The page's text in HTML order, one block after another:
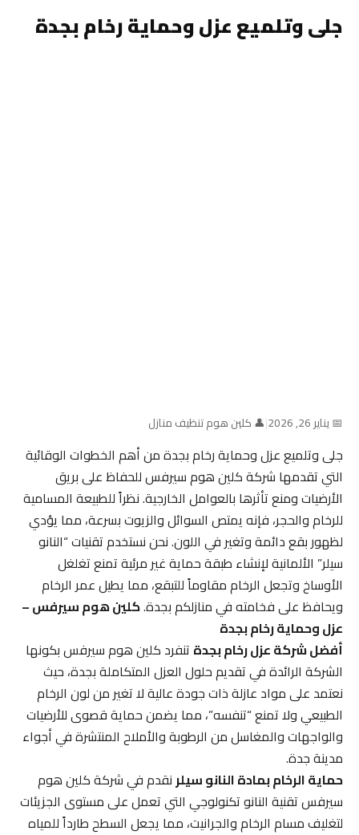
جلى وتلميع عزل وحماية رخام بجدة
📅 يناير 26, 2026 |👤 كلين هوم تنظيف منازل
جلى وتلميع عزل وحماية رخام بجدة من أهم الخطوات الوقائية
التي تقدمها شركة كلين هوم سيرفس للحفاظ على بريق
الأرضيات ومنع تأثرها بالعوامل الخارجية. نظراً للطبيعة المسامية
للرخام والحجر، فإنه يمتص السوائل والزيوت بسرعة، مما يؤدي
لظهور بقع دائمة وتغير في اللون. نحن نستخدم تقنيات “النانو
سيلر” الألمانية لإنشاء طبقة حماية غير مرئية تمنع تغلغل
الأوساخ وتجعل الرخام مقاوماً للتبقع، مما يطيل عمر الرخام
ويحافظ على فخامته في منازلكم بجدة.كلين هوم سيرفس –
عزل وحماية رخام بجدة
أفضل شركة عزل رخام بجدةتنفرد كلين هوم سيرفس بكونها
الشركة الرائدة في تقديم حلول العزل المتكاملة بجدة، حيث
نعتمد على مواد عازلة ذات جودة عالية لا تغير من لون الرخام
الطبيعي ولا تمنع “تنفسه”، مما يضمن حماية قصوى للأرضيات
والواجهات والمغاسل من الرطوبة والأملاح المنتشرة في أجواء
مدينة جدة.
حماية الرخام بمادة النانو سيلرنقدم في شركة كلين هوم
سيرفس تقنية النانو تكنولوجي التي تعمل على مستوى الجزيئات
لتغليف مسام الرخام والجرانيت، مما يجعل السطح طارداً للمياه